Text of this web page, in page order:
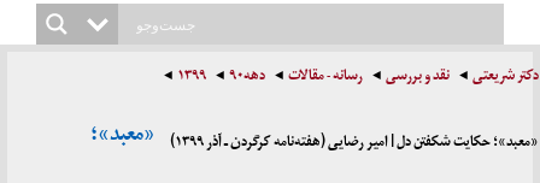
دکتر شریعتی نقد و بررسی رسانه - مقالات دهه۹۰ ۱۳۹۹
«معبد»؛ حکایت شکفتن دل | امیر رضایی (هفته‌نامه کرگردن ـ آذر ۱۳۹۹)
«معبد»؛